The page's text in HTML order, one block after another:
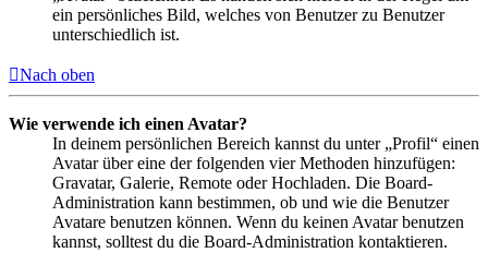
ein persönliches Bild, welches von Benutzer zu Benutzer
unterschiedlich ist.
Nach oben
Wie verwende ich einen Avatar?
In deinem persönlichen Bereich kannst du unter „Profil“ einen
Avatar über eine der folgenden vier Methoden hinzufügen:
Gravatar, Galerie, Remote oder Hochladen. Die Board-
Administration kann bestimmen, ob und wie die Benutzer
Avatare benutzen können. Wenn du keinen Avatar benutzen
kannst, solltest du die Board-Administration kontaktieren.